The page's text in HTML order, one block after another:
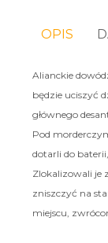
OPIS
Alianckie
będzie uciszyć
głównego
Pod
dotarli do
Zlokalizowali je
zniszczyć na
miejscu,